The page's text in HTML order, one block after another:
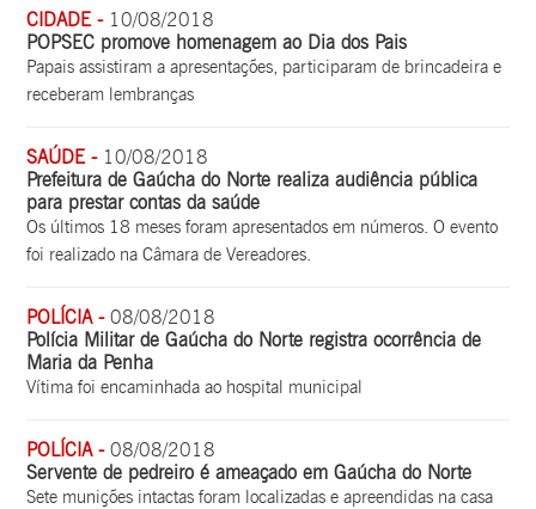
CIDADE - 10/08/2018
POPSEC promove homenagem ao Dia dos Pais
Papais assistiram a apresentações, participaram de brincadeira e
receberam lembranças
SAÚDE - 10/08/2018
Prefeitura de Gaúcha do Norte realiza audiência pública
para prestar contas da saúde
Os últimos 18 meses foram apresentados em números. O evento
foi realizado na Câmara de Vereadores.
POLÍCIA -08/08/2018
Polícia Militar de Gaúcha do Norte registra ocorrência de
Maria da Penha
Vítima foi encaminhada ao hospital municipal
POLÍCIA -08/08/2018
Servente de pedreiro é ameaçado em Gaúcha do Norte
Sete munições intactas foram localizadas e apreendidas na casa